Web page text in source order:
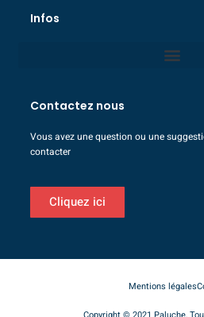
Infos
Contactez nous
Vous avez une question ou une
contacter
Cliquez ici
Mentions légales